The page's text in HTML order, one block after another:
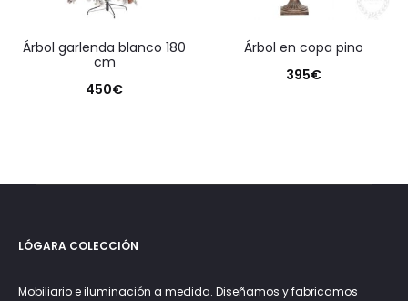
árbol garlenda blanco 180
cm
450€
árbol en copa pino
395€
LÓGARA COLECCIÓN
Mobiliario e iluminación a medida. Diseñamos y fabricamos